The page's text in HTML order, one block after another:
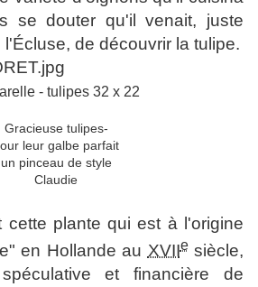
se douter qu'il venait, juste
de découvrir la tulipe.
- tulipes 32 x 22
Gracieuse tulipes-
leur galbe parfait
un pinceau de style
Claudie
cette plante qui est à l'origine
en Hollande au XVIIesiècle,
et financière de